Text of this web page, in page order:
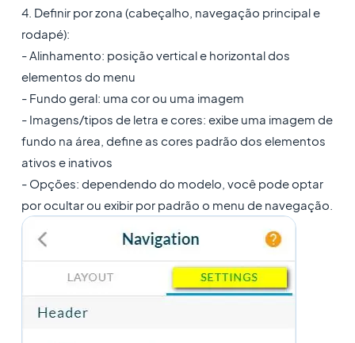
4. Definir por zona (cabeçalho, navegação principal e
rodapé):
- Alinhamento: posição vertical e horizontal dos
elementos do menu
- Fundo geral: uma cor ou uma imagem
- Imagens/tipos de letra e cores: exibe uma imagem de
fundo na área, define as cores padrão dos elementos
ativos e inativos
- Opções: dependendo do modelo, você pode optar
por ocultar ou exibir por padrão o menu de navegação.